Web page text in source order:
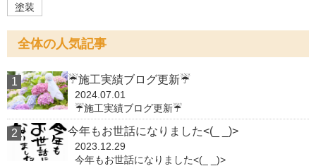
塗装
全体の人気記事
☔施工実績ブログ更新☔
2024.07.01
☔施工実績ブログ更新☔
今年もお世話になりました<(_ _)>
2023.12.29
今年もお世話になりました<(_ _)>